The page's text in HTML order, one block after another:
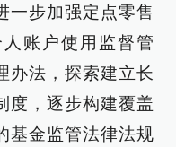
一步加强定点零售
账户使用监督管
办法，探索建立长
度，逐步构建覆盖
基金监管法律法规